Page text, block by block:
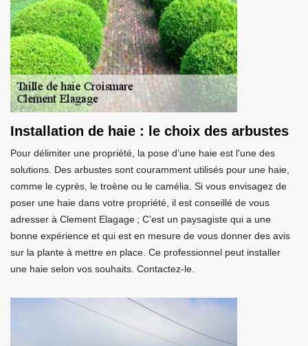
Installation de haie : le choix des arbustes
Pour délimiter une propriété, la pose d’une haie est l'une des
solutions. Des arbustes sont couramment utilisés pour une haie,
comme le cyprès, le troène ou le camélia. Si vous envisagez de
poser une haie dans votre propriété, il est conseillé de vous
adresser à Clement Elagage ; C’est un paysagiste qui a une
bonne expérience et qui est en mesure de vous donner des avis
sur la plante à mettre en place. Ce professionnel peut installer
une haie selon vos souhaits. Contactez-le.